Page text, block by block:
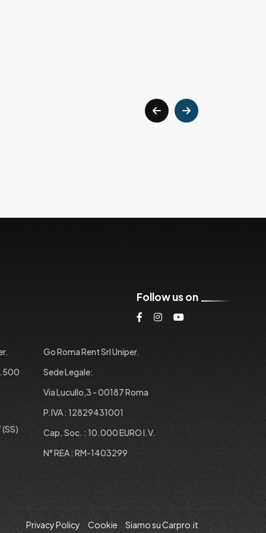
Follow us on
Go Roma Rent Srl Uniper.
Sede Legale:
Via Lucullo,3 - 00187 Roma
P.IVA : 12829431001
Cap. Soc. : 10.000 EURO I.V.
N° REA : RM-1403299
Privacy Policy Cookie Siamo su Carpro.it